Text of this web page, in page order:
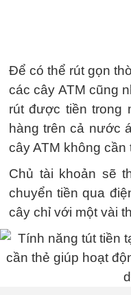
Để có thể rút gọn
các cây ATM cũng
rút được tiền trong
hàng trên cả nước
cây ATM không cần
Chủ tài khoản sẽ
chuyển tiền qua
cây chỉ với một vài